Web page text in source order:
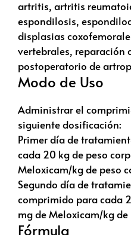
artritis, artritis
espondilosis,
displasias
vertebrales, reparación
postoperatorio de
Modo de Uso
Administrar el
siguiente dosificación:
Primer día de
cada 20 kg de peso
Meloxicam/kg de peso
Segundo día de
comprimido para cada
mg de Meloxicam/kg
Fórmula